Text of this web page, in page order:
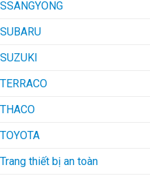
SSANGYONG
SUBARU
SUZUKI
TERRACO
THACO
TOYOTA
Trang thiết bị an toàn